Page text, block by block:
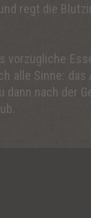
regt die
Sinne:
nach der